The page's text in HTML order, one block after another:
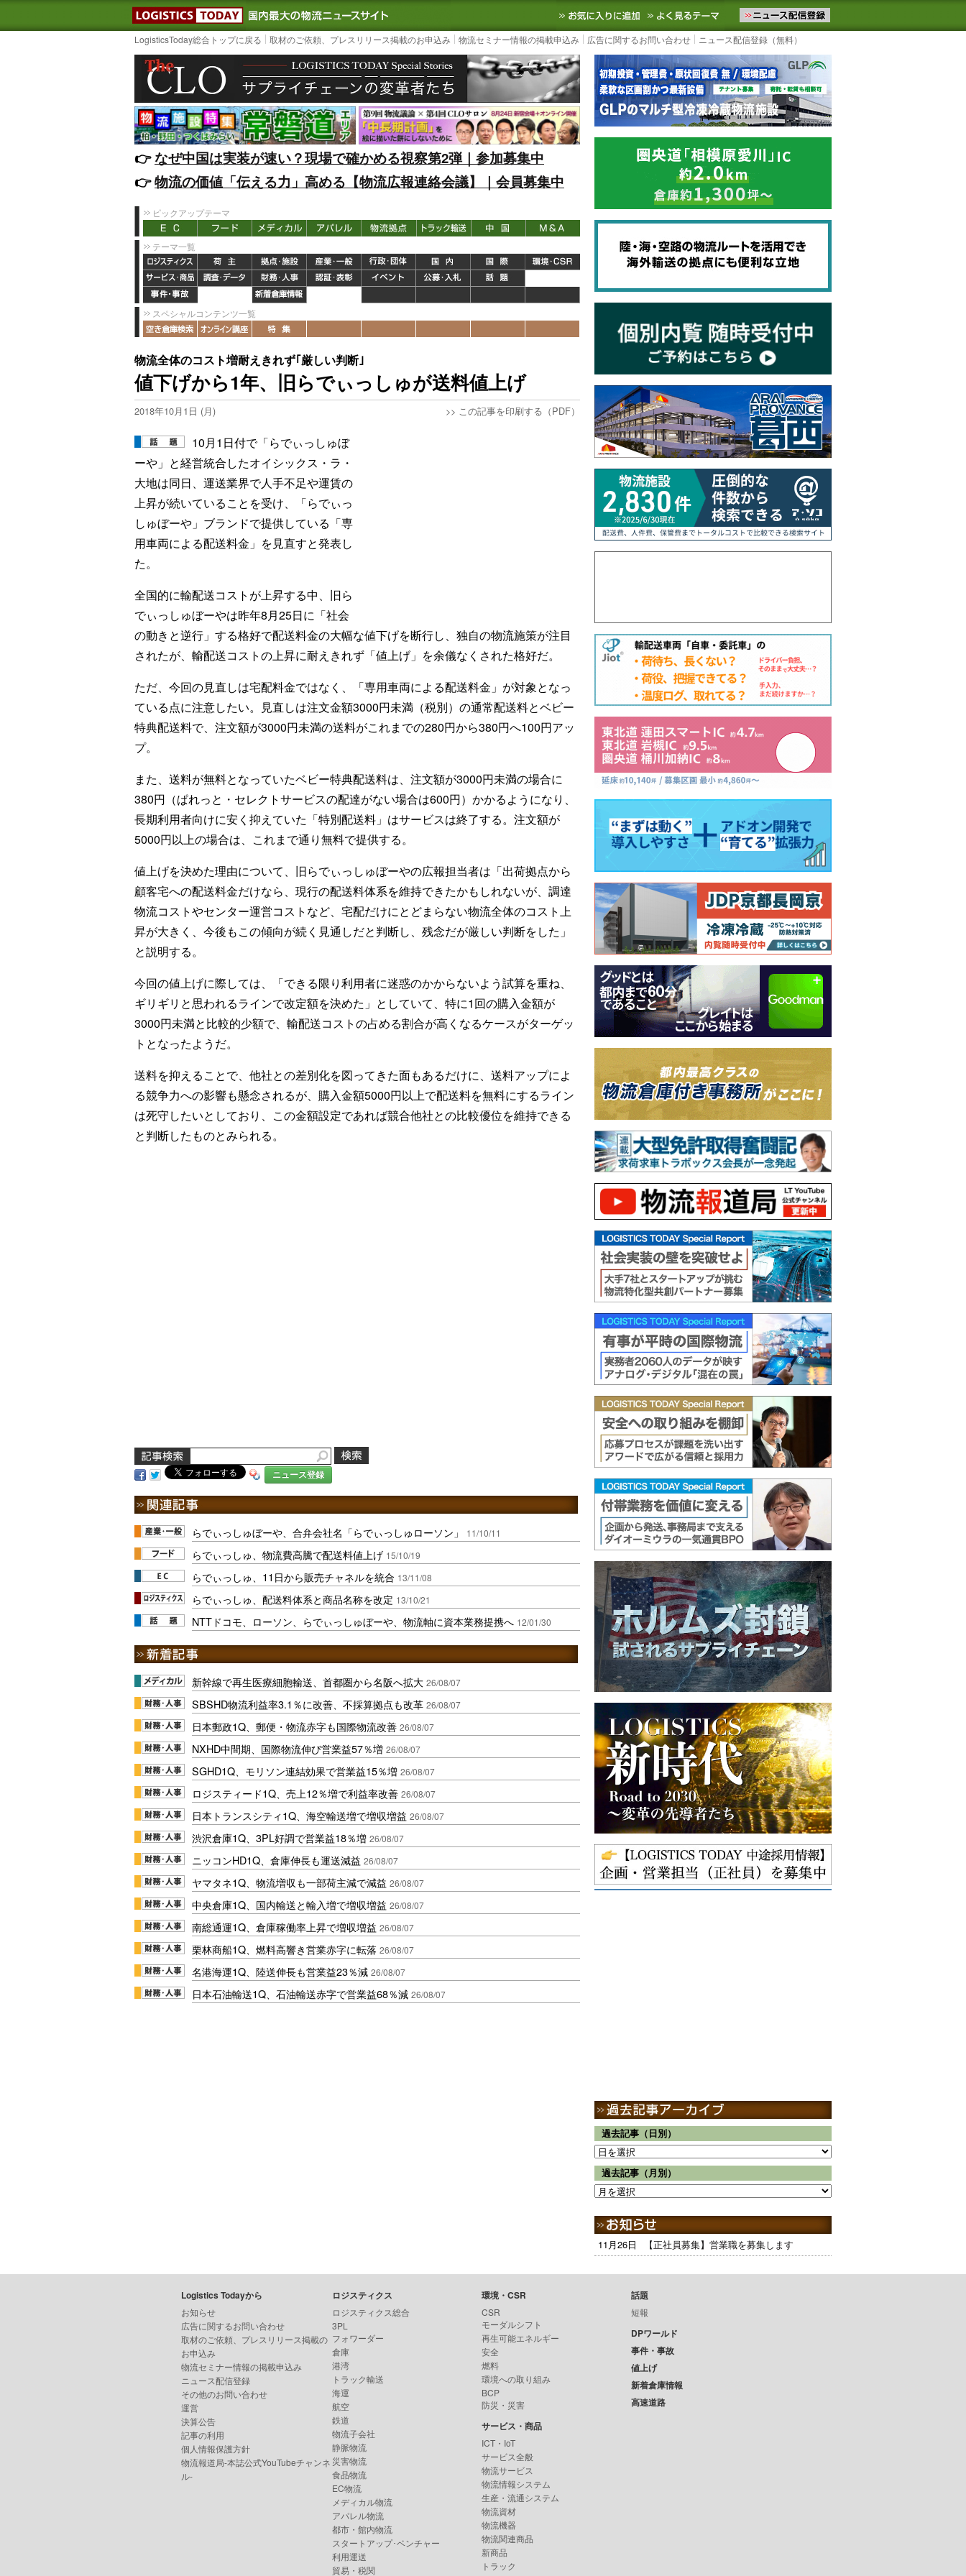
LOGISTICS TODAY｜国内最大の物流ニュースサイト3PL, SCMなど国内外の最新の物流ニュースをお届けします。物流ニュースメール配信を登録す
お気に入りに追加 よく見るテーマ
LogisticsToday総合トップに戻る 取材のご依頼、プレスリリース掲載のお申込み 物流セミナー情報の掲載申込み 広告に関するお問い合わせ ニュース配信登録（無料）
👉️なぜ中国は実装が速い？現場で確かめる視察第2弾｜参加募集中
👉️物流の価値「伝える力」高める【物流広報連絡会議】｜会員募集中
ピックアップテーマ
テーマ一覧
スペシャルコンテンツ一覧
物流全体のコスト増耐えきれず｢厳しい判断｣
値下げから1年、旧らでぃっしゅが送料値上げ
2018年10月1日 (月) >> この記事を印刷する（PDF）
10月1日付で「らでぃっしゅぼ
ーや」と経営統合したオイシックス・ラ・
大地は同日、運送業界で人手不足や運賃の
上昇が続いていることを受け、「らでぃっ
しゅぼーや」ブランドで提供している「専
用車両による配送料金」を見直すと発表し
た。
全国的に輸配送コストが上昇する中、旧ら
でぃっしゅぼーやは昨年8月25日に「社会
の動きと逆行」する格好で配送料金の大幅な値下げを断行し、独自の物流施策が注目
されたが、輸配送コストの上昇に耐えきれず「値上げ」を余儀なくされた格好だ。
ただ、今回の見直しは宅配料金ではなく、「専用車両による配送料金」が対象となっ
ている点に注意したい。見直しは注文金額3000円未満（税別）の通常配送料とベビー
特典配送料で、注文額が3000円未満の送料がこれまでの280円から380円へ100円アッ
プ。
また、送料が無料となっていたベビー特典配送料は、注文額が3000円未満の場合に
380円（ぱれっと・セレクトサービスの配達がない場合は600円）かかるようになり、
長期利用者向けに安く抑えていた「特別配送料」はサービスは終了する。注文額が
5000円以上の場合は、これまで通り無料で提供する。
値上げを決めた理由について、旧らでぃっしゅぼーやの広報担当者は「出荷拠点から
顧客宅への配送料金だけなら、現行の配送料体系を維持できたかもしれないが、調達
物流コストやセンター運営コストなど、宅配だけにとどまらない物流全体のコスト上
昇が大きく、今後もこの傾向が続く見通しだと判断し、残念だが厳しい判断をした」
と説明する。
今回の値上げに際しては、「できる限り利用者に迷惑のかからないよう試算を重ね、
ギリギリと思われるラインで改定額を決めた」としていて、特に1回の購入金額が
3000円未満と比較的少額で、輸配送コストの占める割合が高くなるケースがターゲッ
トとなったようだ。
送料を抑えることで、他社との差別化を図ってきた面もあるだけに、送料アップによ
る競争力への影響も懸念されるが、購入金額5000円以上で配送料を無料にするライン
は死守したいとしており、この金額設定であれば競合他社との比較優位を維持できる
と判断したものとみられる。
ニュース登録
らでぃっしゅぼーや、合弁会社名「らでぃっしゅローソン」 11/10/11
らでぃっしゅ、物流費高騰で配送料値上げ 15/10/19
らでぃっしゅ、11日から販売チャネルを統合 13/11/08
らでぃっしゅ、配送料体系と商品名称を改定 13/10/21
NTTドコモ、ローソン、らでぃっしゅぼーや、物流軸に資本業務提携へ 12/01/30
新幹線で再生医療細胞輸送、首都圏から名阪へ拡大 26/08/07
SBSHD物流利益率3.1％に改善、不採算拠点も改革 26/08/07
日本郵政1Q、郵便・物流赤字も国際物流改善 26/08/07
NXHD中間期、国際物流伸び営業益57％増 26/08/07
SGHD1Q、モリソン連結効果で営業益15％増 26/08/07
ロジスティード1Q、売上12％増で利益率改善 26/08/07
日本トランスシティ1Q、海空輸送増で増収増益 26/08/07
渋沢倉庫1Q、3PL好調で営業益18％増 26/08/07
ニッコンHD1Q、倉庫伸長も運送減益 26/08/07
ヤマタネ1Q、物流増収も一部荷主減で減益 26/08/07
中央倉庫1Q、国内輸送と輸入増で増収増益 26/08/07
南総通運1Q、倉庫稼働率上昇で増収増益 26/08/07
栗林商船1Q、燃料高響き営業赤字に転落 26/08/07
名港海運1Q、陸送伸長も営業益23％減 26/08/07
日本石油輸送1Q、石油輸送赤字で営業益68％減 26/08/07
過去記事（日別）
過去記事（月別）
11月26日 【正社員募集】営業職を募集します
Logistics Todayから
お知らせ
広告に関するお問い合わせ
取材のご依頼、プレスリリース掲載の
お申込み
物流セミナー情報の掲載申込み
ニュース配信登録
その他のお問い合わせ
運営
決算公告
記事の利用
個人情報保護方針
物流報道局-本誌公式YouTubeチャンネ
ル-
ロジスティクス
ロジスティクス総合
3PL
フォワーダー
倉庫
港湾
トラック輸送
海運
航空
鉄道
物流子会社
静脈物流
災害物流
食品物流
EC物流
メディカル物流
アパレル物流
都市・館内物流
スタートアップ･ベンチャー
利用運送
貿易・税関
環境・CSR
CSR
モーダルシフト
再生可能エネルギー
安全
燃料
環境への取り組み
BCP
防災・災害
サービス・商品
ICT・IoT
サービス全般
物流サービス
物流情報システム
生産・流通システム
物流資材
物流機器
物流関連商品
新商品
トラック
話題
短報
DPワールド
事件・事故
値上げ
新着倉庫情報
高速道路